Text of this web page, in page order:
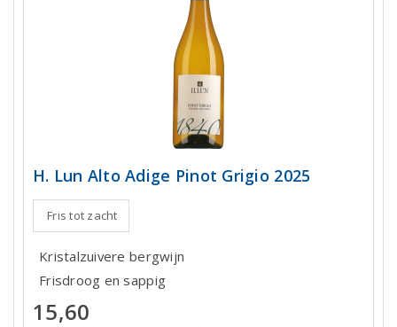
H. Lun Alto Adige Pinot Grigio 2025
Fris tot zacht
Kristalzuivere bergwijn
Frisdroog en sappig
15,60